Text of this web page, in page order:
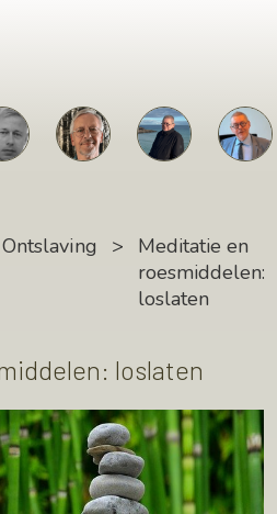
Ontslaving >
Meditatie en
roesmiddelen:
loslaten
loslaten